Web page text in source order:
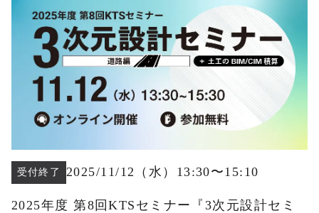
受付終了 2025/11/12 （水 ）13:30〜15:10
2025年度 第8回KTSセミナー『3次元設計セミ